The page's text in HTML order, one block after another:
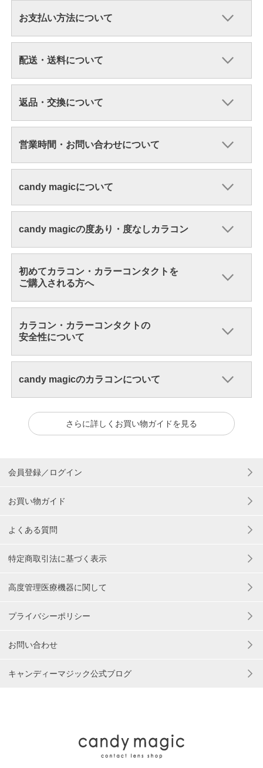
お支払い方法について
配送・送料について
返品・交換について
営業時間・お問い合わせについて
candy magicについて
candy magicの度あり・度なしカラコン
初めてカラコン・カラーコンタクトを
ご購入される方へ
カラコン・カラーコンタクトの
安全性について
candy magicのカラコンについて
さらに詳しくお買い物ガイドを見る
会員登録／ログイン
お買い物ガイド
よくある質問
特定商取引法に基づく表示
高度管理医療機器に関して
プライバシーポリシー
お問い合わせ
キャンディーマジック公式ブログ